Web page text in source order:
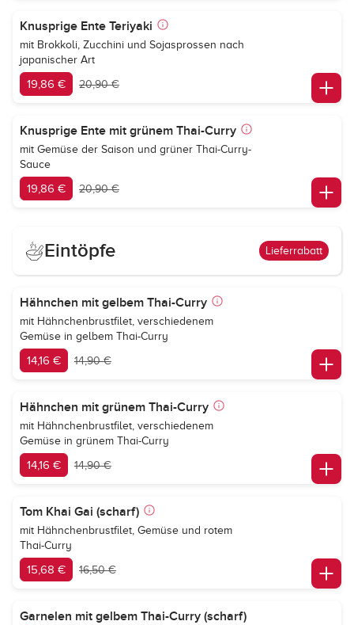
Knusprige Ente Teriyaki
mit Brokkoli, Zucchini und Sojasprossen nach
japanischer Art
19,86 € 20,90 €
Knusprige Ente mit grünem Thai-Curry
mit Gemüse der Saison und grüner Thai-Curry-
Sauce
19,86 € 20,90 €
Eintöpfe Lieferrabatt
Hähnchen mit gelbem Thai-Curry
mit Hähnchenbrustfilet, verschiedenem
Gemüse in gelbem Thai-Curry
14,16 € 14,90 €
Hähnchen mit grünem Thai-Curry
mit Hähnchenbrustfilet, verschiedenem
Gemüse in grünem Thai-Curry
14,16 € 14,90 €
Tom Khai Gai (scharf)
mit Hähnchenbrustfilet, Gemüse und rotem
Thai-Curry
15,68 € 16,50 €
Garnelen mit gelbem Thai-Curry (scharf)